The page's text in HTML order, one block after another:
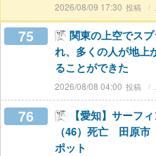
2026/08/09 17:30
75
関東の上空でス
れ、多くの人が地上
ることができた
2026/08/08 04:00
76
【愛知】サーフ
（46）死亡 田原
ポット